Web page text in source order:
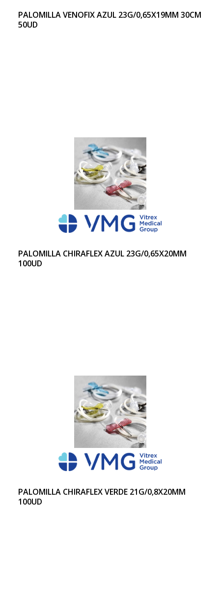
PALOMILLA VENOFIX AZUL 23G/0,65X19MM 30CM
50UD
PALOMILLA CHIRAFLEX AZUL 23G/0,65X20MM
100UD
PALOMILLA CHIRAFLEX VERDE 21G/0,8X20MM
100UD